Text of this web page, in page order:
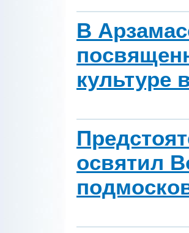
В
культуре
освятил